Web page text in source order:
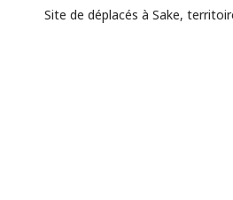
Site de déplacés à Sake,